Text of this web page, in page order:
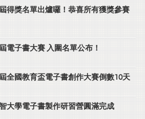
得獎名單出爐囉！恭喜所有獲獎參賽
電子書大賽 入圍名單公布！
全國教育盃電子書創作大賽倒數10天
大學電子書製作研習營圓滿完成